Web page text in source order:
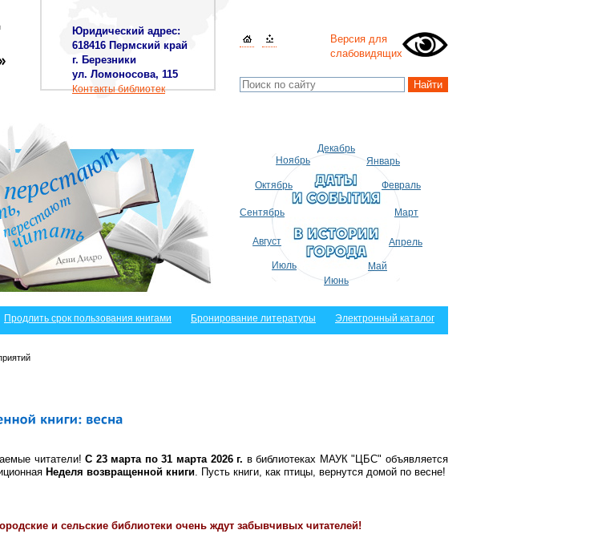
Юридический адрес:
618416 Пермский край
г. Березники
ул. Ломоносова, 115
Контакты библиотек
Версия для
слабовидящих
Январь
Февраль
Март
Апрель
Май
Июнь
Июль
Август
Сентябрь
Октябрь
Ноябрь
Декабрь
Продлить срок пользования книгами Бронирование литературы Электронный каталог
читатели!С 23 марта по 31 марта 2026 г. в библиотеках МАУК "ЦБС" объявляется
Неделя возвращенной книги . Пусть книги, как птицы, вернутся домой по весне!
и сельские библиотеки очень ждут забывчивых читателей!